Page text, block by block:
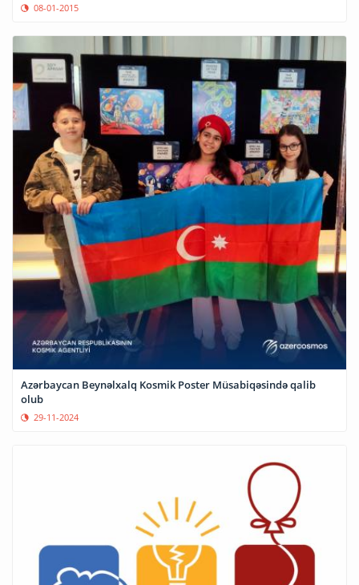
08-01-2015
Azərbaycan Beynəlxalq Kosmik Poster Müsabiqəsində qalib
olub
29-11-2024